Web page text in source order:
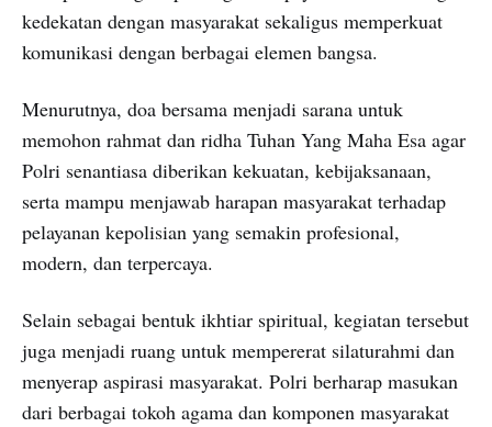
kedekatan dengan masyarakat sekaligus memperkuat
komunikasi dengan berbagai elemen bangsa.
Menurutnya, doa bersama menjadi sarana untuk
memohon rahmat dan ridha Tuhan Yang Maha Esa agar
Polri senantiasa diberikan kekuatan, kebijaksanaan,
serta mampu menjawab harapan masyarakat terhadap
pelayanan kepolisian yang semakin profesional,
modern, dan terpercaya.
Selain sebagai bentuk ikhtiar spiritual, kegiatan tersebut
juga menjadi ruang untuk mempererat silaturahmi dan
menyerap aspirasi masyarakat. Polri berharap masukan
dari berbagai tokoh agama dan komponen masyarakat